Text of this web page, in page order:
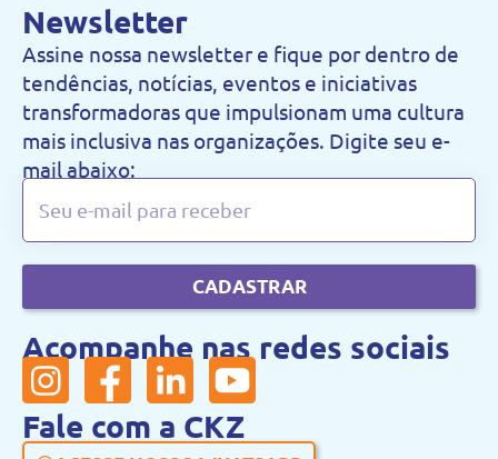
Newsletter
Assine nossa newsletter e fique por dentro de
tendências, notícias, eventos e iniciativas
transformadoras que impulsionam uma cultura
mais inclusiva nas organizações. Digite seu e-
mail abaixo:
CADASTRAR
Acompanhe nas redes sociais
Fale com a CKZ